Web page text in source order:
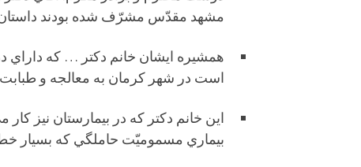
مشهد مقدّس مشرّف شده بودند داستان
همشيره ايشان خانم دكتر … كه
است در شهر كرمان به معالجه و طبابت
اين خانم دكتر كه در بيمارستان نيز
بيماري مسموميّت حاملگي كه بسيار